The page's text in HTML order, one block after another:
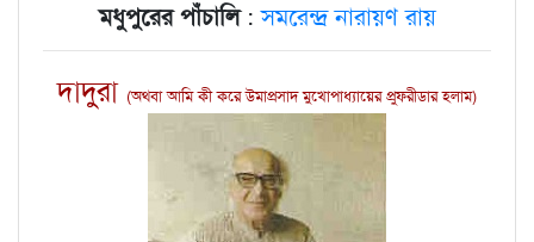
মধুপুরের পাঁচালি:সমরেন্দ্র নারায়ণ রায়
দাদুরা (অথবা আমি কী করে উমাপ্রসাদ মুখোপাধ্যায়ের প্রুফরীডার হলাম)